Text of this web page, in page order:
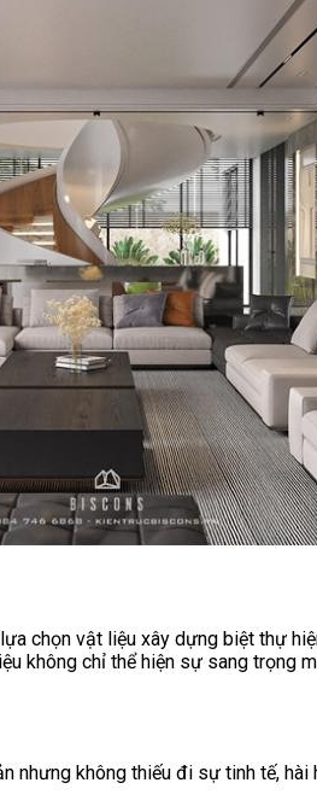
chọn vật liệu xây dựng biệt thự
không chỉ thể hiện sự sang trọng
không thiếu đi sự tinh tế, hài